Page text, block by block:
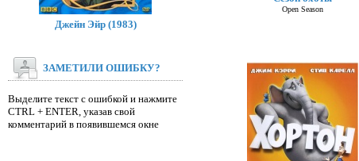
Open Season
Джейн Эйр (1983)
ЗАМЕТИЛИ ОШИБКУ?
Выделите текст с ошибкой и нажмите
CTRL + ENTER, указав свой
комментарий в появившемся окне